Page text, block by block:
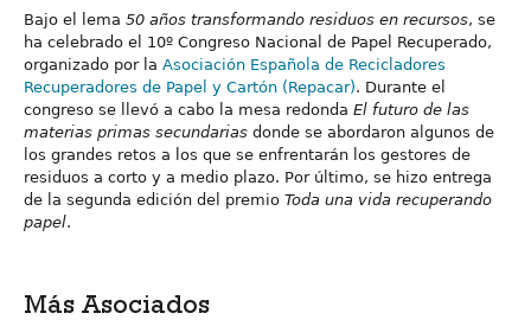
Bajo el lema 50 años transformando residuos en recursos, se
ha celebrado el 10º Congreso Nacional de Papel Recuperado,
organizado por la Asociación Española de Recicladores
Recuperadores de Papel y Cartón (Repacar). Durante el
congreso se llevó a cabo la mesa redonda El futuro de las
materias primas secundarias donde se abordaron algunos de
los grandes retos a los que se enfrentarán los gestores de
residuos a corto y a medio plazo. Por último, se hizo entrega
de la segunda edición del premio Toda una vida recuperando
papel.
Más Asociados